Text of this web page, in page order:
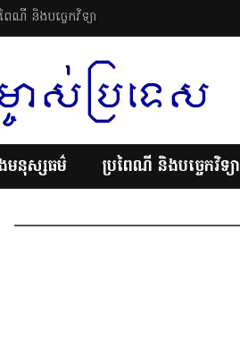
ៃណី និងបច្ចេកវិទ្យា
មនុស្សធម៌ ប្រពៃណី និងបច្ចេកវិទ្យា